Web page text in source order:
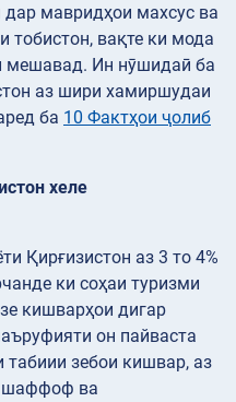
мавридҳои махсус ва
тобистон, вақте ки мода
мешавад. Ин нӯшидаӣ ба
аз шири хамиршудаи
ба 10 Фактҳои ҷолиб
хеле
Қирғизистон аз 3 то 4%
ки соҳаи туризми
кишварҳои дигар
он пайваста
зебои кишвар, аз
шаффоф ва